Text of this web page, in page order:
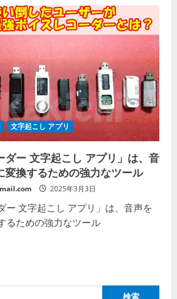
文字起こし アプリ
ダー 文字起こし アプリ」は、音
変換するための強力なツール
2025年3月3日
ー 文字起こし アプリ」は、音声を
るための強力なツール